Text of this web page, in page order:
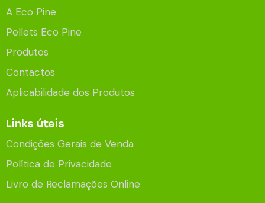
A Eco Pine
Pellets Eco Pine
Produtos
Contactos
Aplicabilidade dos Produtos
Links úteis
Condições Gerais de Venda
Política de Privacidade
Livro de Reclamações Online